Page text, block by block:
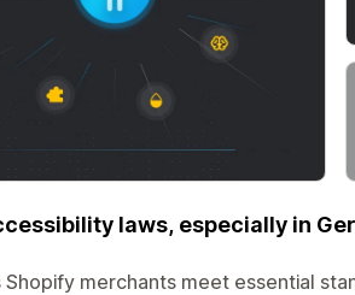
laws, especially in
Shopify merchants meet essential